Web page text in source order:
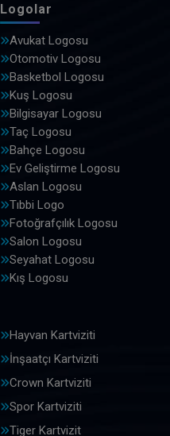
Logolar
Avukat Logosu
Otomotiv Logosu
Basketbol Logosu
Kuş Logosu
Bilgisayar Logosu
Taç Logosu
Bahçe Logosu
Ev Geliştirme Logosu
Aslan Logosu
Tıbbi Logo
Fotoğrafçılık Logosu
Salon Logosu
Seyahat Logosu
Kış Logosu
Hayvan Kartviziti
İnşaatçı Kartviziti
Crown Kartviziti
Spor Kartviziti
Tiger Kartvizit